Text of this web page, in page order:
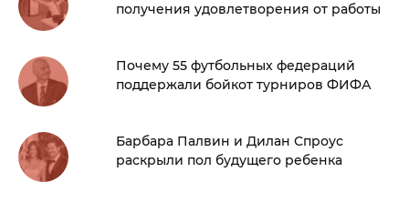
получения удовлетворения от работы
Почему 55 футбольных федераций
поддержали бойкот турниров ФИФА
Барбара Палвин и Дилан Спроус
раскрыли пол будущего ребенка